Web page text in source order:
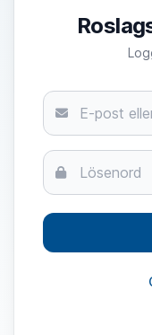
E-post eller
Lösenord